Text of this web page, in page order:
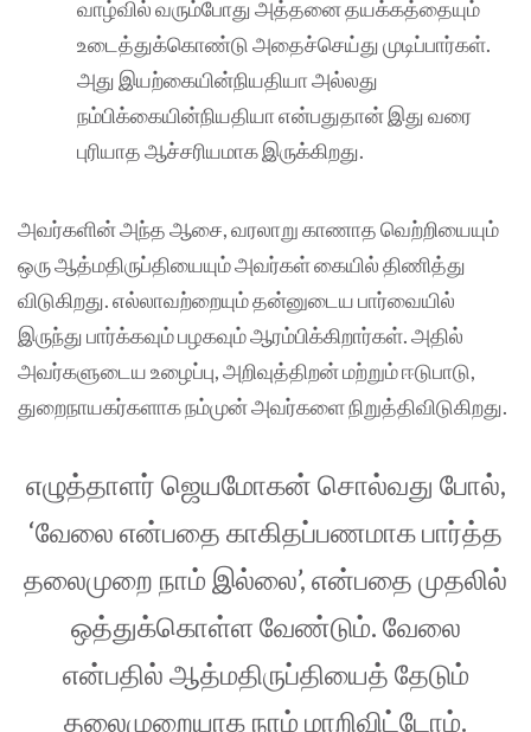
வாழ்வில் வரும்போது அத்தனை தயக்கத்தையும்
உடைத்துக்கொண்டு அதைச்செய்து முடிப்பார்கள்.
அது இயற்கையின்நியதியா அல்லது
நம்பிக்கையின்நியதியா என்பதுதான் இது வரை
புரியாத ஆச்சரியமாக இருக்கிறது.
அவர்களின் அந்த ஆசை, வரலாறு காணாத வெற்றியையும்
ஒரு ஆத்மதிருப்தியையும் அவர்கள் கையில் திணித்து
விடுகிறது. எல்லாவற்றையும் தன்னுடைய பார்வையில்
இருந்து பார்க்கவும் பழகவும் ஆரம்பிக்கிறார்கள். அதில்
அவர்களுடைய உழைப்பு, அறிவுத்திறன் மற்றும் ஈடுபாடு,
துறைநாயகர்களாக நம்முன் அவர்களை நிறுத்திவிடுகிறது.
எழுத்தாளர் ஜெயமோகன் சொல்வது போல்,
‘வேலை என்பதை காகிதப்பணமாக பார்த்த
தலைமுறை நாம் இல்லை’, என்பதை முதலில்
ஒத்துக்கொள்ள வேண்டும். வேலை
என்பதில் ஆத்மதிருப்தியைத் தேடும்
தலைமுறையாக நாம் மாறிவிட்டோம்.